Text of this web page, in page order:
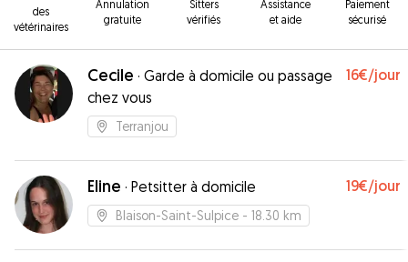
des
vétérinaires
Annulation
gratuite
Sitters
vérifiés
Assistance
et aide
Paiement
sécurisé
Cecile · Garde à domicile ou passage
chez vous
16€/jour
Terranjou
Eline · Petsitter à domicile 19€/jour
Blaison-Saint-Sulpice - 18.30 km